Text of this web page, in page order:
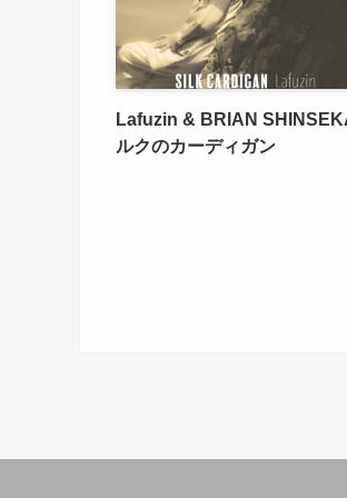
Lafuzin & BRIAN
ルクのカーディガン